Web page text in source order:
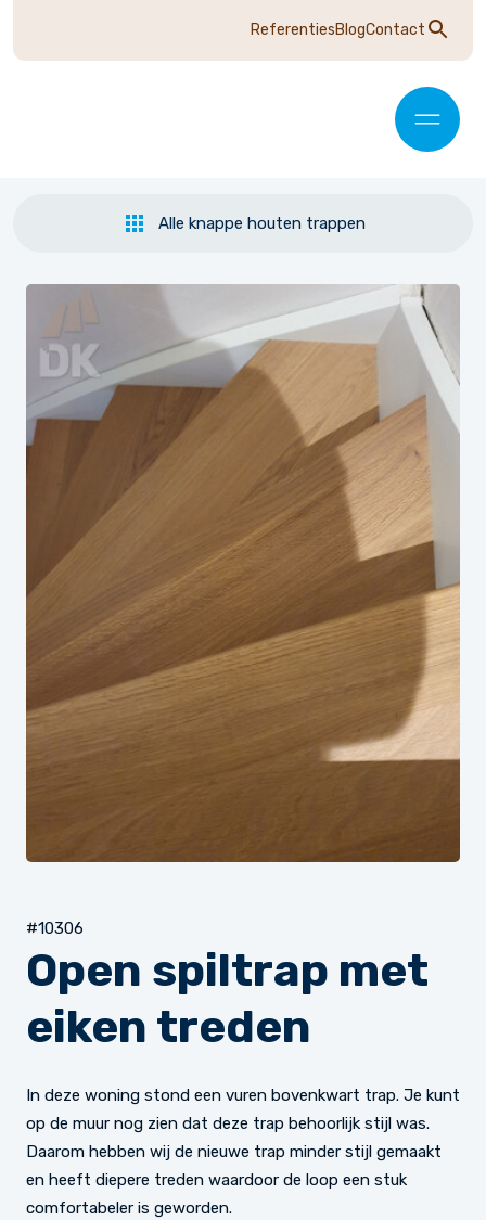
ReferentiesBlogContact
Alle knappe houten trappen
#10306
Open spiltrap met
eiken treden
In deze woning stond een vuren bovenkwart trap. Je kunt
op de muur nog zien dat deze trap behoorlijk stijl was.
Daarom hebben wij de nieuwe trap minder stijl gemaakt
en heeft diepere treden waardoor de loop een stuk
comfortabeler is geworden.